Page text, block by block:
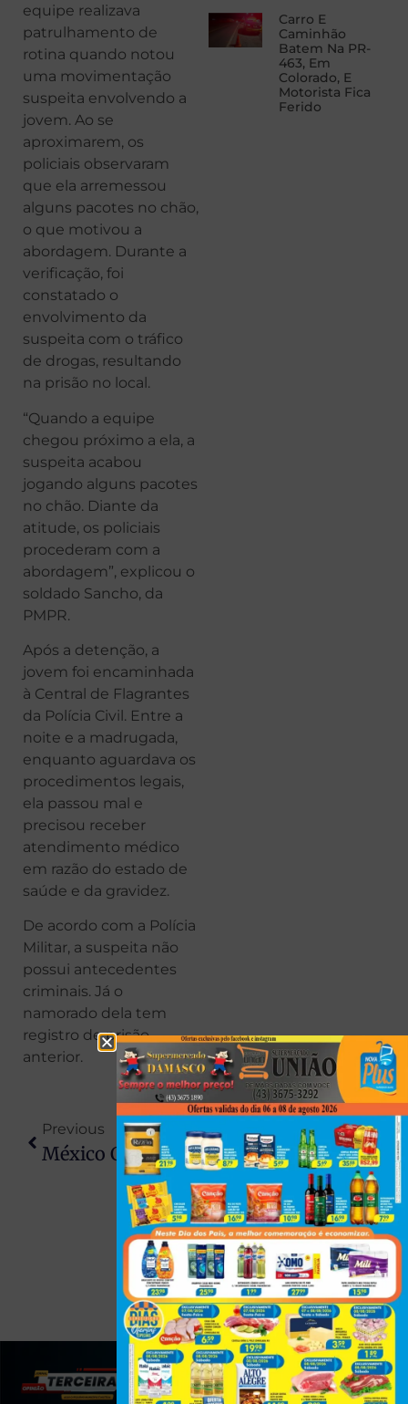
equipe realizava
patrulhamento de
rotina quando notou
uma movimentação
suspeita envolvendo a
jovem. Ao se
aproximarem, os
policiais observaram
que ela arremessou
alguns pacotes no chão,
o que motivou a
abordagem. Durante a
verificação, foi
constatado o
envolvimento da
suspeita com o tráfico
de drogas, resultando
na prisão no local.
“Quando a equipe
chegou próximo a ela, a
suspeita acabou
jogando alguns pacotes
no chão. Diante da
atitude, os policiais
procederam com a
abordagem”, explicou o
soldado Sancho, da
PMPR.
Após a detenção, a
jovem foi encaminhada
à Central de Flagrantes
da Polícia Civil. Entre a
noite e a madrugada,
enquanto aguardava os
procedimentos legais,
ela passou mal e
precisou receber
atendimento médico
em razão do estado de
saúde e da gravidez.
De acordo com a Polícia
Militar, a suspeita não
possui antecedentes
criminais. Já o
namorado dela tem
registro de prisão
anterior.
Carro E
Caminhão
Batem Na PR-
463, Em
Colorado, E
Motorista Fica
Ferido
Previous
México Confirma 1º Caso Da Supergripe H3N2 Que Se Espalhou Pela Europa
Next
Suspeito De Roubo Morre Após Confronto Com A Rotam Em Cambé
(43) 991545950